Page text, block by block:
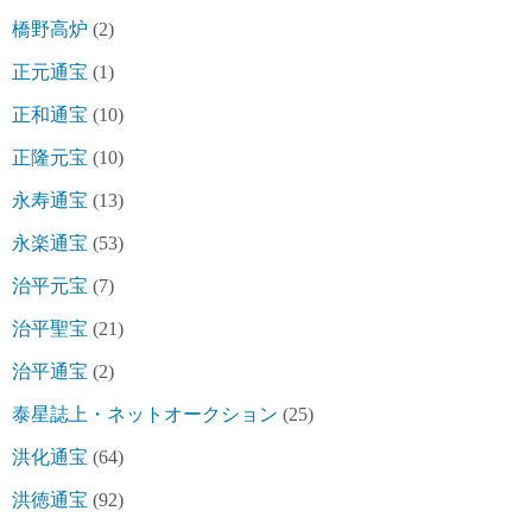
橋野高炉 (2)
正元通宝 (1)
正和通宝 (10)
正隆元宝 (10)
永寿通宝 (13)
永楽通宝 (53)
治平元宝 (7)
治平聖宝 (21)
治平通宝 (2)
泰星誌上・ネットオークション (25)
洪化通宝 (64)
洪徳通宝 (92)